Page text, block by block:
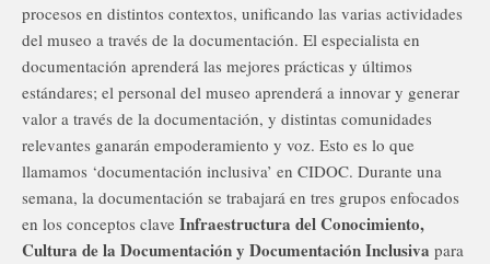
procesos en distintos contextos, unificando las varias actividades
del museo a través de la documentación. El especialista en
documentación aprenderá las mejores prácticas y últimos
estándares; el personal del museo aprenderá a innovar y generar
valor a través de la documentación, y distintas comunidades
relevantes ganarán empoderamiento y voz. Esto es lo que
llamamos ‘documentación inclusiva’ en CIDOC. Durante una
semana, la documentación se trabajará en tres grupos enfocados
en los conceptos clave Infraestructura del Conocimiento,
Cultura de la Documentación y Documentación Inclusiva para